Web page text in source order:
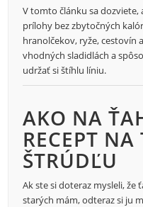
V tomto článku sa
prílohy bez zbytočných
hranolčekov, ryže, cestovín
vhodných sladidlách a
udržať si štíhlu líniu.
AKO NA
RECEPT
ŠTRÚDĽU
Ak ste si doteraz mysleli, že
starých mám, odteraz si ju